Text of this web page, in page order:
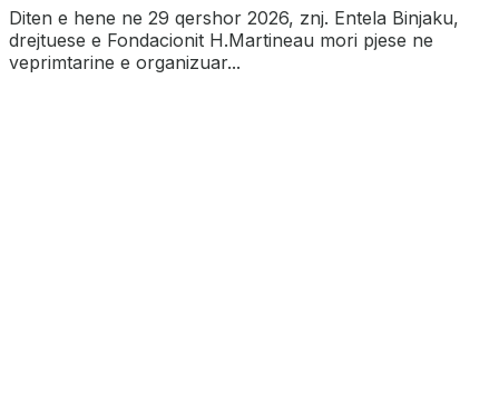
Diten e hene ne 29 qershor 2026, znj. Entela Binjaku,
drejtuese e Fondacionit H.Martineau mori pjese ne
veprimtarine e organizuar...